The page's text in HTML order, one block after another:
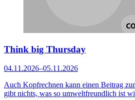
Think big Thursday
04.11.2026–05.11.2026
Auch Kopfrechnen kann einen Beitrag
gibt nichts, was so umweltfreundlich ist